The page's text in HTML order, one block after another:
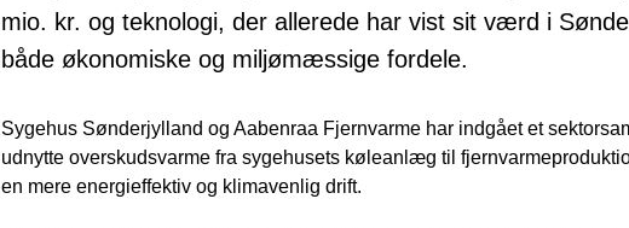
mio. kr. og teknologi, der allerede har vist sit værd i
både økonomiske og miljømæssige fordele.
Sygehus Sønderjylland og Aabenraa Fjernvarme har indgået et
udnytte overskudsvarme fra sygehusets køleanlæg til
en mere energieffektiv og klimavenlig drift.